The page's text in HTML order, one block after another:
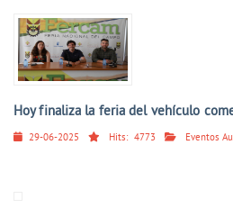
Hoy finaliza la feria del vehículo
29-06-2025 Hits: 4773 Eventos